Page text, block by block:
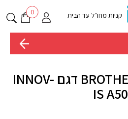
קניות מחו״ל עד הבית 0
מכונת תפירה BROTHER דגם INNOV-
IS A50